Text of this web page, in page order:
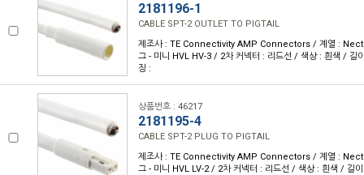
2181196-1
CABLE SPT-2 OUTLET TO PIGTAIL
제조사 : TE Connectivity AMP Connectors / 계열 :
그 - 미니 HVL HV-3 / 2차 커넥터 : 리드선 / 색상 : 흰색 /
징 :
상품번호 : 46217
2181195-4
CABLE SPT-2 PLUG TO PIGTAIL
제조사 : TE Connectivity AMP Connectors / 계열 :
그 - 미니 HVL LV-2 / 2차 커넥터 : 리드선 / 색상 : 흰색 / 길